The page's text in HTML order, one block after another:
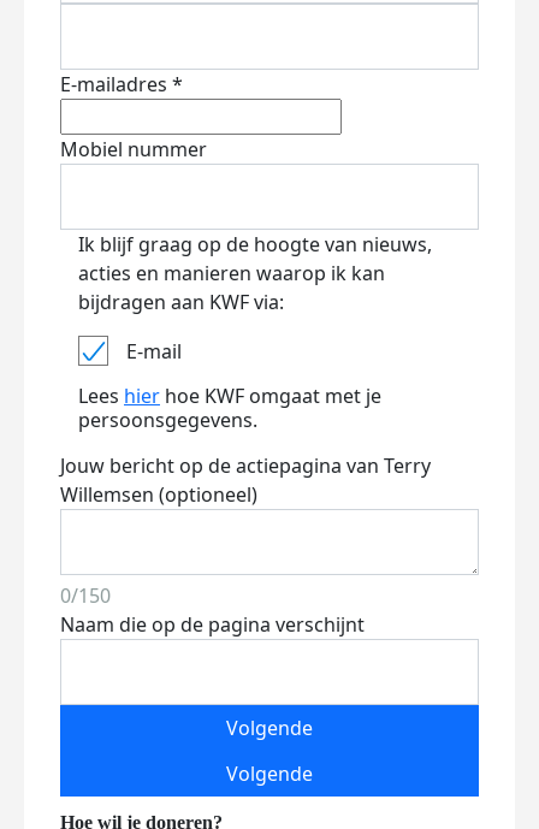
E-mailadres *
Mobiel nummer
Ik blijf graag op de hoogte van nieuws,
acties en manieren waarop ik kan
bijdragen aan KWF via:
E-mail
Lees hier hoe KWF omgaat met je
persoonsgegevens.
Jouw bericht op de actiepagina van Terry
Willemsen (optioneel)
0/150
Naam die op de pagina verschijnt
Volgende
Volgende